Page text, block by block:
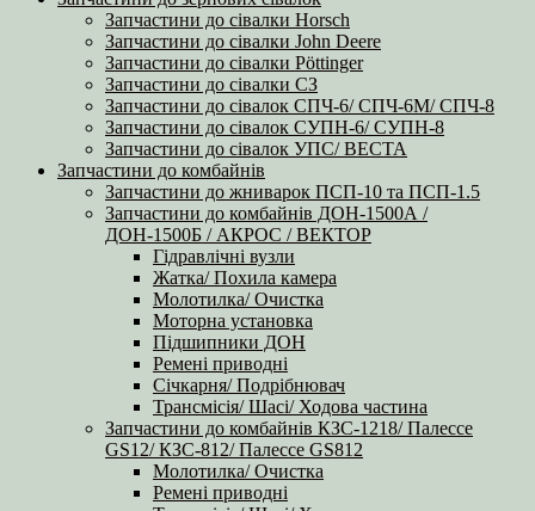
Запчастини до сівалки Horsch
Запчастини до сівалки John Deere
Запчастини до сівалки Pöttinger
Запчастини до сівалки СЗ
Запчастини до сівалок СПЧ-6/ СПЧ-6М/ СПЧ-8
Запчастини до сівалок СУПН-6/ СУПН-8
Запчастини до сівалок УПС/ ВЕСТА
Запчастини до комбайнів
Запчастини до жниварок ПСП-10 та ПСП-1.5
Запчастини до комбайнів ДОН-1500А /
ДОН-1500Б / АКРОС / ВЕКТОР
Гідравлічні вузли
Жатка/ Похила камера
Молотилка/ Очистка
Моторна установка
Підшипники ДОН
Ремені приводні
Січкарня/ Подрібнювач
Трансмісія/ Шасі/ Ходова частина
Запчастини до комбайнів КЗС-1218/ Палессе
GS12/ КЗС-812/ Палессе GS812
Молотилка/ Очистка
Ремені приводні